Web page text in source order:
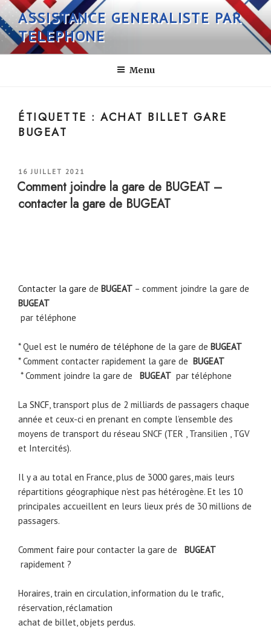
Aller
au
contenu
principal
ASSISTANCE GENERALISTE PAR
TELEPHONE
Menu
ÉTIQUETTE :ACHAT BILLET GARE
BUGEAT
PUBLIÉ
LE
16 JUILLET 2021
Comment joindre la gare de BUGEAT –
contacter la gare de BUGEAT
Contacter la gare de BUGEAT – comment joindre la gare de
BUGEAT
par téléphone
* Quel est le numéro de téléphone de la gare de BUGEAT
* Comment contacter rapidement la gare de BUGEAT
* Comment joindre la gare de
BUGEAT par téléphone
La SNCF, transport plus de 2 milliards de passagers chaque
année et ceux-ci en prenant en compte l’ensemble des
moyens de transport du réseau SNCF (TER , Transilien , TGV
et Intercités).
Il y a au total en France, plus de 3000 gares, mais leurs
répartitions géographique n’est pas hétérogène. Et les 10
principales accueillent en leurs lieux prés de 30 millions de
passagers.
Comment faire pour contacter la gare de
BUGEAT
rapidement ?
Horaires, train en circulation, information du le trafic,
réservation, réclamation
achat de billet, objets perdus.